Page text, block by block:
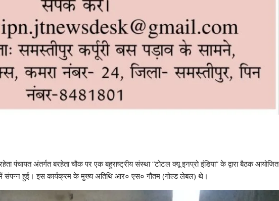
पंचायत अंतर्गत बरहेता चौक पर एक बहुराष्ट्रीय संस्था “टोटल क्यू इनप्रो इंडिया” के द्वारा बैठक आयोजित
में संपन्न हुई। इस कार्यक्रम के मुख्य अतिथि आर० एस० गौतम (गोल्ड लेबल) थे।